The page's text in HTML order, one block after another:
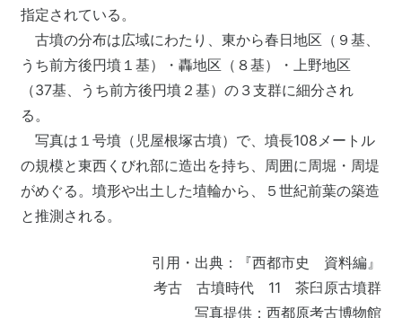
指定されている。
古墳の分布は広域にわたり、東から春日地区（９基、
うち前方後円墳１基）・轟地区（８基）・上野地区
（37基、うち前方後円墳２基）の３支群に細分され
る。
写真は１号墳（児屋根塚古墳）で、墳長108メートル
の規模と東西くびれ部に造出を持ち、周囲に周堀・周堤
がめぐる。墳形や出土した埴輪から、５世紀前葉の築造
と推測される。
引用・出典：『西都市史 資料編』
考古 古墳時代 11 茶臼原古墳群
写真提供：西都原考古博物館